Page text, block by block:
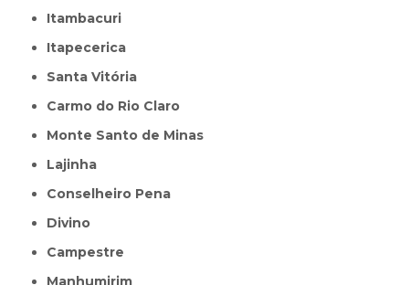
Itambacuri
Itapecerica
Santa Vitória
Carmo do Rio Claro
Monte Santo de Minas
Lajinha
Conselheiro Pena
Divino
Campestre
Manhumirim